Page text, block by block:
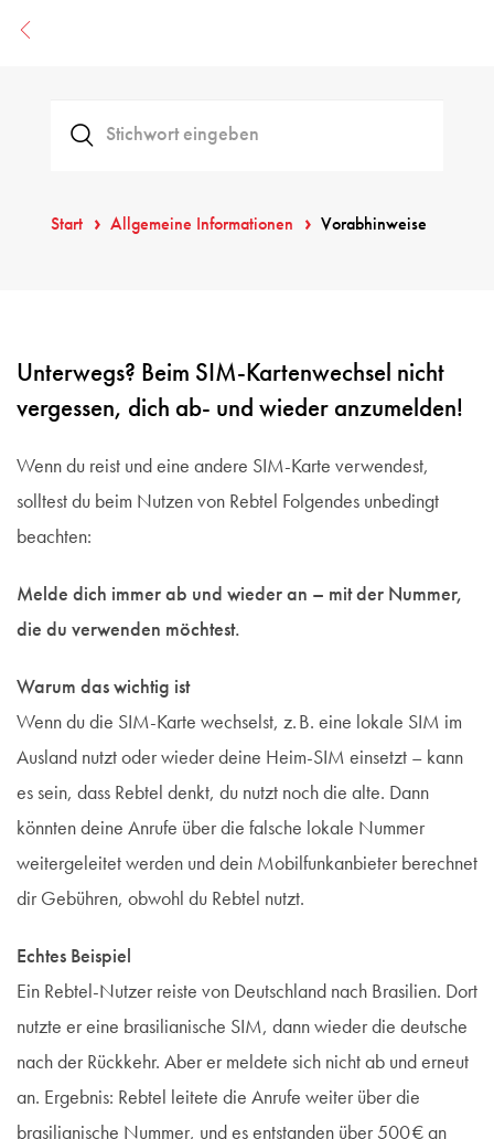
Start Allgemeine Informationen Vorabhinweise
Unterwegs? Beim SIM-Kartenwechsel nicht
vergessen, dich ab- und wieder anzumelden!
Wenn du reist und eine andere SIM-Karte verwendest,
solltest du beim Nutzen von Rebtel Folgendes unbedingt
beachten:
Melde dich immer ab und wieder an – mit der Nummer,
die du verwenden möchtest.
Warum das wichtig ist
Wenn du die SIM-Karte wechselst, z. B. eine lokale SIM im
Ausland nutzt oder wieder deine Heim-SIM einsetzt – kann
es sein, dass Rebtel denkt, du nutzt noch die alte. Dann
könnten deine Anrufe über die falsche lokale Nummer
weitergeleitet werden und dein Mobilfunkanbieter berechnet
dir Gebühren, obwohl du Rebtel nutzt.
Echtes Beispiel
Ein Rebtel-Nutzer reiste von Deutschland nach Brasilien. Dort
nutzte er eine brasilianische SIM, dann wieder die deutsche
nach der Rückkehr. Aber er meldete sich nicht ab und erneut
an. Ergebnis: Rebtel leitete die Anrufe weiter über die
brasilianische Nummer, und es entstanden über 500 € an